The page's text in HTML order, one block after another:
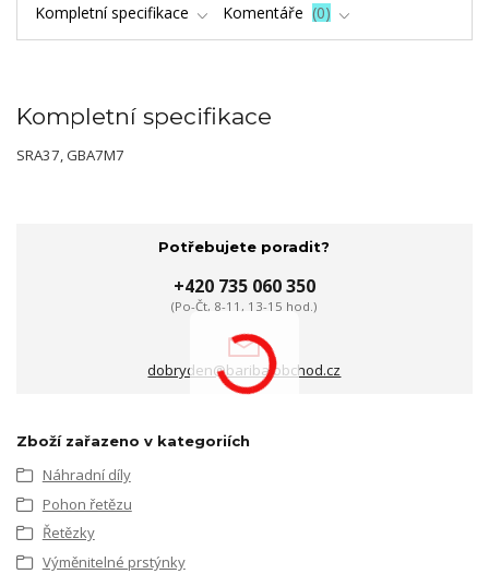
Kompletní specifikace Komentáře 0
Kompletní specifikace
SRA37, GBA7M7
Potřebujete poradit?
+420 735 060 350
(Po-Čt, 8-11, 13-15 hod.)
dobryden@baribalobchod.cz
Zboží zařazeno v kategoriích
Náhradní díly
Pohon řetězu
Řetězky
Výměnitelné prstýnky